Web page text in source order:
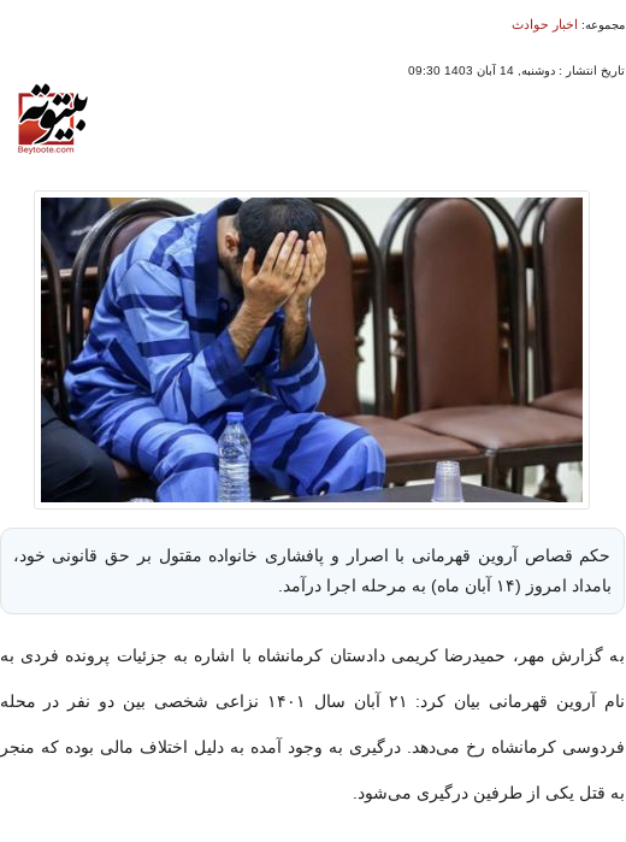
مجموعه: اخبار حوادث
تاریخ انتشار : دوشنبه, 14 آبان 1403 09:30
حکم قصاص آروین قهرمانی با اصرار و پافشاری خانواده مقتول بر حق قانونی خود،
بامداد امروز (۱۴ آبان ماه) به مرحله اجرا درآمد.
به گزارش مهر، حمیدرضا کریمی دادستان کرمانشاه با اشاره به جزئیات پرونده فردی به
نام آروین قهرمانی بیان کرد: ۲۱ آبان سال ۱۴۰۱ نزاعی شخصی بین دو نفر در محله
فردوسی کرمانشاه رخ می‌دهد. درگیری به وجود آمده به دلیل اختلاف مالی بوده که منجر
به قتل یکی از طرفین درگیری می‌شود.